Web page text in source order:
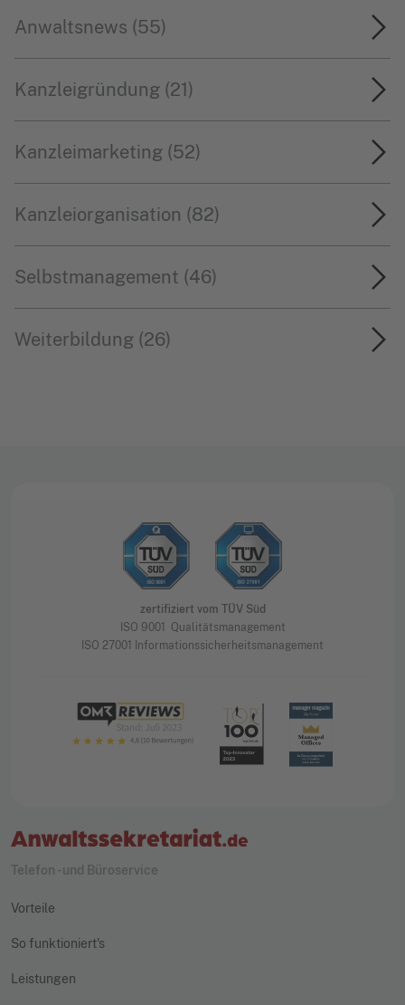
Anwaltsnews (55)
Kanzleigründung (21)
Kanzleimarketing (52)
Kanzleiorganisation (82)
Selbstmanagement (46)
Weiterbildung (26)
zertifiziert vom TÜV Süd
ISO 9001 Qualitätsmanagement
ISO 27001 Informationssicherheitsmanagement
Telefon - und Büroservice
Vorteile
So funktioniert's
Leistungen